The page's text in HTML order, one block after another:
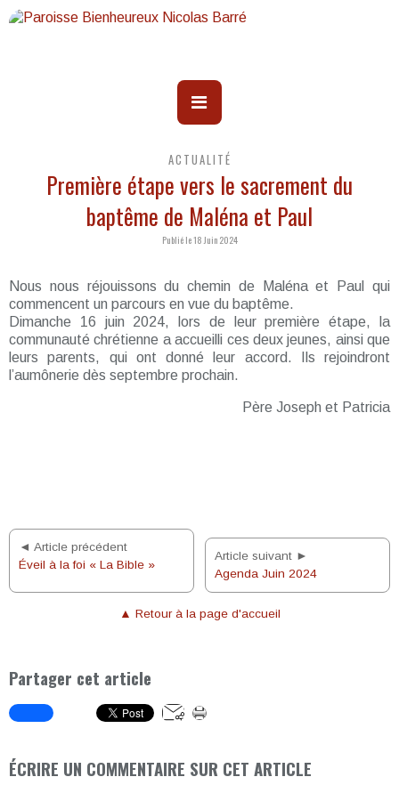
ACTUALITÉ
Première étape vers le sacrement du
baptême de Maléna et Paul
Publié le 18 Juin 2024
Nous nous réjouissons du chemin de Maléna et Paul qui
commencent un parcours en vue du baptême.
Dimanche 16 juin 2024, lors de leur première étape, la
communauté chrétienne a accueilli ces deux jeunes, ainsi que
leurs parents, qui ont donné leur accord. Ils rejoindront
l’aumônerie dès septembre prochain.
Père Joseph et Patricia
◄ Article précédent
Éveil à la foi « La Bible »
Article suivant ►
Agenda Juin 2024
▲ Retour à la page d'accueil
Partager cet article
ÉCRIRE UN COMMENTAIRE SUR CET ARTICLE